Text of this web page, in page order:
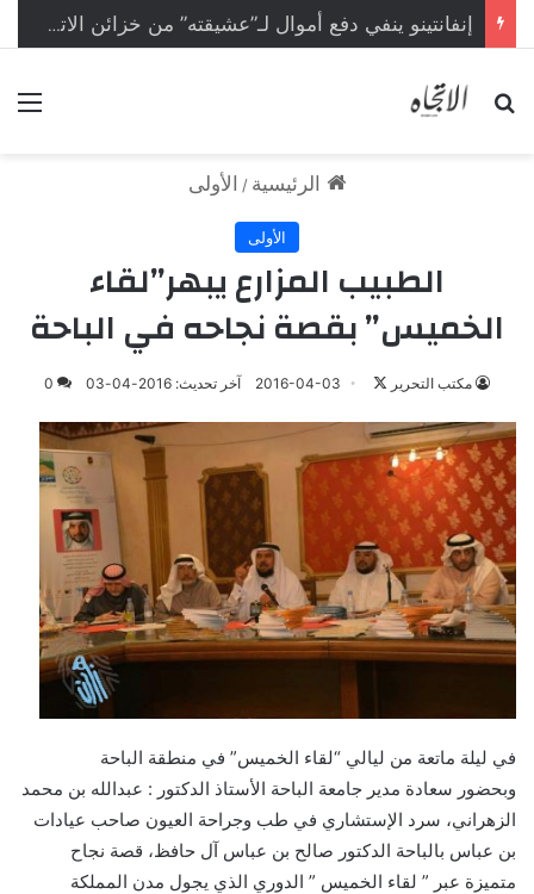
إنفانتينو ينفي دفع أموال لـ”عشيقته” من خزائن الاتحاد الأوروبي
بحث عن
الرئيسية / الأولى
الأولى
الطبيب المزارع يبهر”لقاء
الخميس” بقصة نجاحه في الباحة
مكتب التحرير
ب
ل
ى
X
2016-04-03 آخر تحديث: 2016-04-03 0
في ليلة ماتعة من ليالي “لقاء الخميس” في منطقة الباحة
وبحضور سعادة مدير جامعة الباحة الأستاذ الدكتور : عبدالله بن محمد
الزهراني، سرد الإستشاري في طب وجراحة العيون صاحب عيادات
بن عباس بالباحة الدكتور صالح بن عباس آل حافظ، قصة نجاح
متميزة عبر ” لقاء الخميس ” الدوري الذي يجول مدن المملكة